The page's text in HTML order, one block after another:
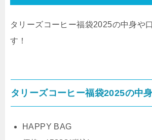
タリーズコーヒー福袋2025の中身や
す！
タリーズコーヒー福袋2025の中
HAPPY BAG